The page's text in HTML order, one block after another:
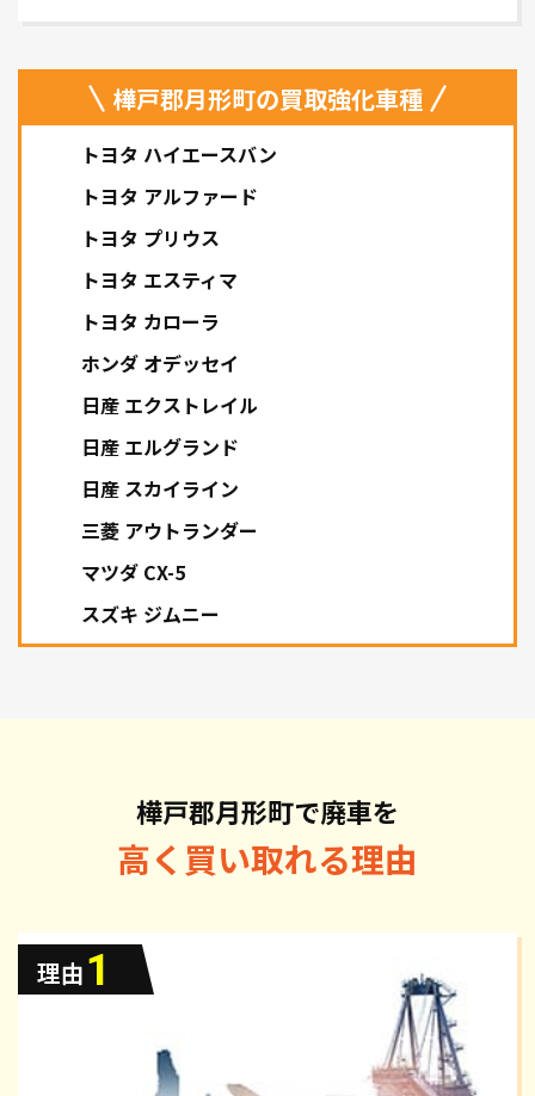
樺戸郡月形町の買取強化車種
トヨタ ハイエースバン
トヨタ アルファード
トヨタ プリウス
トヨタ エスティマ
トヨタ カローラ
ホンダ オデッセイ
日産 エクストレイル
日産 エルグランド
日産 スカイライン
三菱 アウトランダー
マツダ CX-5
スズキ ジムニー
樺戸郡月形町で廃車を
高く買い取れる理由